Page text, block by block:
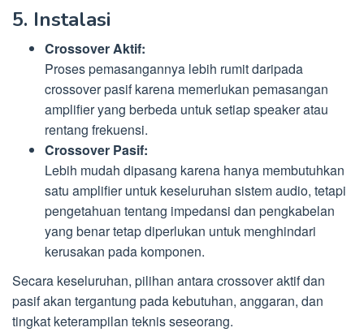
5. Instalasi
Crossover Aktif:
Proses pemasangannya lebih rumit daripada
crossover pasif karena memerlukan pemasangan
amplifier yang berbeda untuk setiap speaker atau
rentang frekuensi.
Crossover Pasif:
Lebih mudah dipasang karena hanya membutuhkan
satu amplifier untuk keseluruhan sistem audio, tetapi
pengetahuan tentang impedansi dan pengkabelan
yang benar tetap diperlukan untuk menghindari
kerusakan pada komponen.
Secara keseluruhan, pilihan antara crossover aktif dan
pasif akan tergantung pada kebutuhan, anggaran, dan
tingkat keterampilan teknis seseorang.